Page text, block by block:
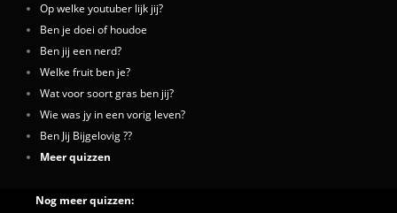
Op welke youtuber lijk jij?
Ben je doei of houdoe
Ben jij een nerd?
Welke fruit ben je?
Wat voor soort gras ben jij?
Wie was jy in een vorig leven?
Ben Jij Bijgelovig ??
Meer quizzen
Nog meer quizzen: